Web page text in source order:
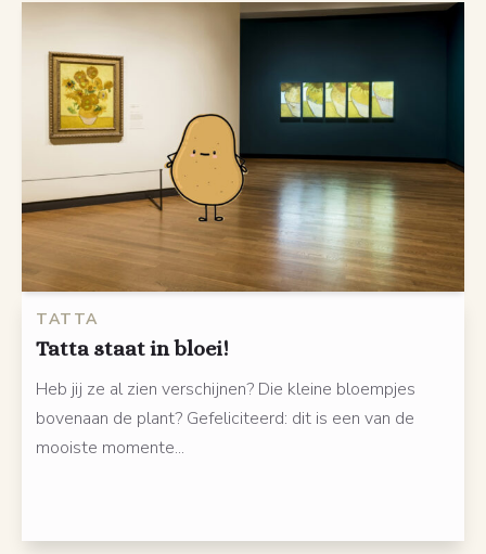
TATTA
Tatta staat in bloei!
Heb jij ze al zien verschijnen? Die kleine bloempjes
bovenaan de plant? Gefeliciteerd: dit is een van de
mooiste momente...